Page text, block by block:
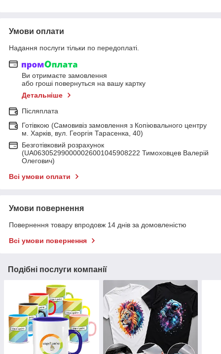
Умови оплати
Надання послуги тільки по передоплаті.
Ви отримаєте замовлення
або гроші повернуться на вашу картку
Детальніше
Післяплата
Готівкою (Самовивіз замовлення з Копіювального центру
м. Харків, вул. Георгія Тарасенка, 40)
Безготівковий розрахунок
(UA063052990000026001045908222 Тимоховцев Валерій
Олегович)
Всі умови оплати
Умови повернення
Повернення товару впродовж 14 днів за домовленістю
Всі умови повернення
Подібні послуги компанії